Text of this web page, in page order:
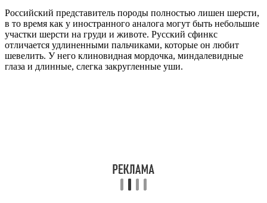
Российский представитель породы полностью лишен шерсти,
в то время как у иностранного аналога могут быть небольшие
участки шерсти на груди и животе. Русский сфинкс
отличается удлиненными пальчиками, которые он любит
шевелить. У него клиновидная мордочка, миндалевидные
глаза и длинные, слегка закругленные уши.